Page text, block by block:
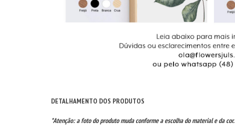
DETALHAMENTO DOS PRODUTOS
*Atenção: a foto do produto muda conforme a escolha do material e da cor.